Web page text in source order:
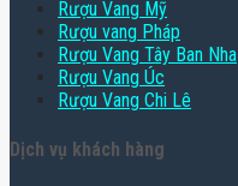
Rượu Vang Mỹ
Rượu vang Pháp
Rượu Vang Tây Ban Nha
Rượu Vang Úc
Rượu Vang Chi Lê
Dịch vụ khách hàng